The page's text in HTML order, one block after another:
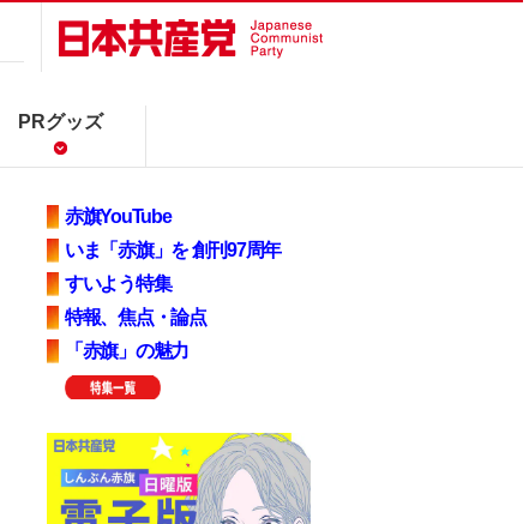
PRグッズ
赤旗YouTube
いま「赤旗」を 創刊97周年
すいよう特集
特報、焦点・論点
「赤旗」の魅力